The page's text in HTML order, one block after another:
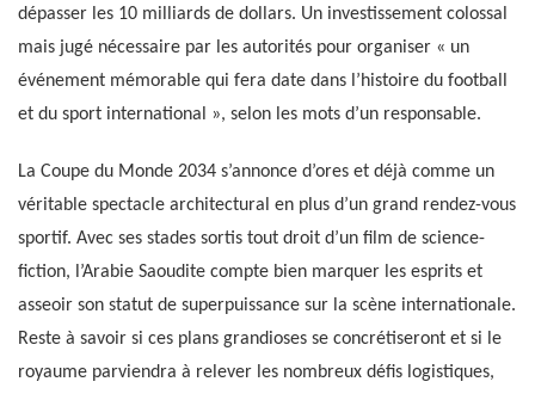
dépasser les 10 milliards de dollars. Un investissement colossal
mais jugé nécessaire par les autorités pour organiser « un
événement mémorable qui fera date dans l’histoire du football
et du sport international », selon les mots d’un responsable.
La Coupe du Monde 2034 s’annonce d’ores et déjà comme un
véritable spectacle architectural en plus d’un grand rendez-vous
sportif. Avec ses stades sortis tout droit d’un film de science-
fiction, l’Arabie Saoudite compte bien marquer les esprits et
asseoir son statut de superpuissance sur la scène internationale.
Reste à savoir si ces plans grandioses se concrétiseront et si le
royaume parviendra à relever les nombreux défis logistiques,